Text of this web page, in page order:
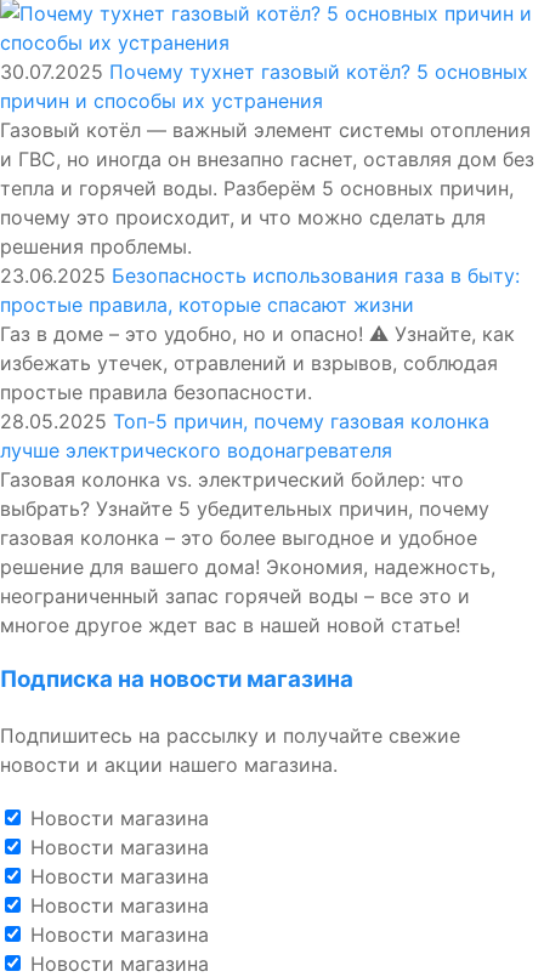
30.07.2025 Почему тухнет газовый котёл? 5 основных
причин и способы их устранения
Газовый котёл — важный элемент системы отопления
и ГВС, но иногда он внезапно гаснет, оставляя дом без
тепла и горячей воды. Разберём 5 основных причин,
почему это происходит, и что можно сделать для
решения проблемы.
23.06.2025 Безопасность использования газа в быту:
простые правила, которые спасают жизни
Газ в доме – это удобно, но и опасно! ⚠️ Узнайте, как
избежать утечек, отравлений и взрывов, соблюдая
простые правила безопасности.
28.05.2025 Топ-5 причин, почему газовая колонка
лучше электрического водонагревателя
Газовая колонка vs. электрический бойлер: что
выбрать? Узнайте 5 убедительных причин, почему
газовая колонка – это более выгодное и удобное
решение для вашего дома! Экономия, надежность,
неограниченный запас горячей воды – все это и
многое другое ждет вас в нашей новой статье!
Подписка на новости магазина
Подпишитесь на рассылку и получайте свежие
новости и акции нашего магазина.
Новости магазина
Новости магазина
Новости магазина
Новости магазина
Новости магазина
Новости магазина